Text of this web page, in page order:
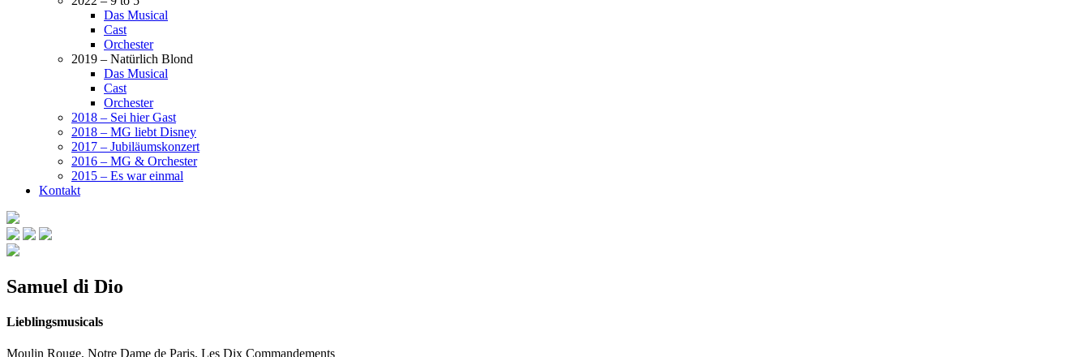
Das Musical
Cast
Orchester
2019 – Natürlich Blond
Das Musical
Cast
Orchester
2018 – Sei hier Gast
2018 – MG liebt Disney
2017 – Jubiläumskonzert
2016 – MG & Orchester
2015 – Es war einmal
Kontakt
Samuel di Dio
Lieblingsmusicals
Moulin Rouge, Notre Dame de Paris, Les Dix Commandements